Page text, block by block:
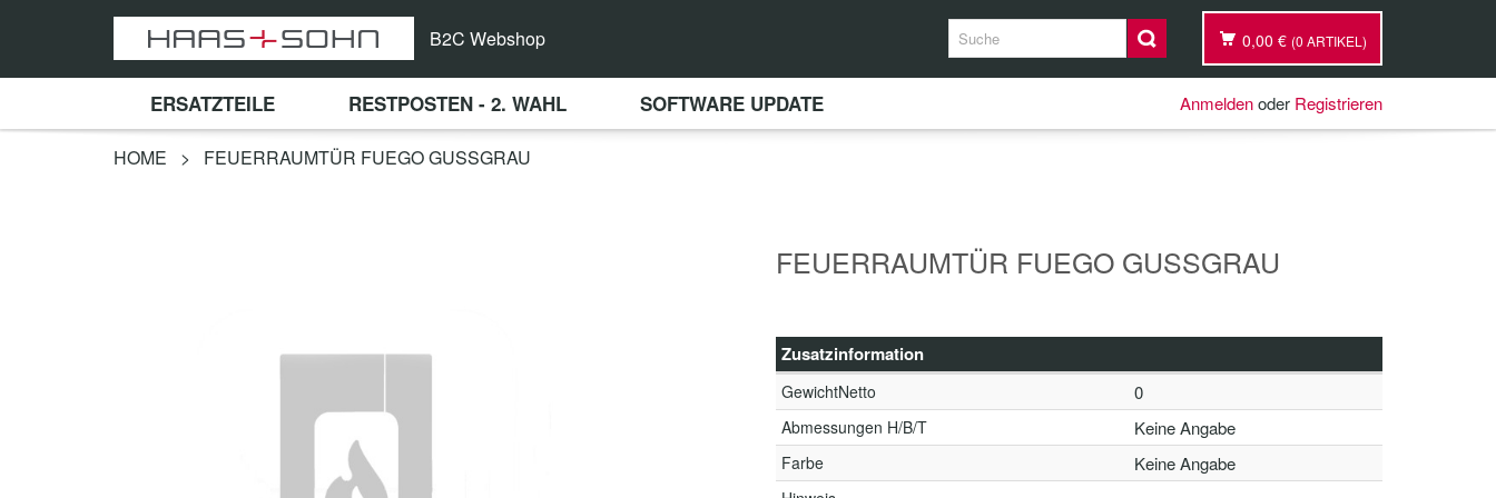
B2C Webshop 0,00 € (0 ARTIKEL)
ERSATZTEILE RESTPOSTEN - 2. WAHL SOFTWARE UPDATE Anmeldenoder Registrieren
HOME > FEUERRAUMTÜR FUEGO GUSSGRAU
FEUERRAUMTÜR FUEGO GUSSGRAU
Zusatzinformation
GewichtNetto 0
Abmessungen H/B/T Keine Angabe
Farbe Keine Angabe